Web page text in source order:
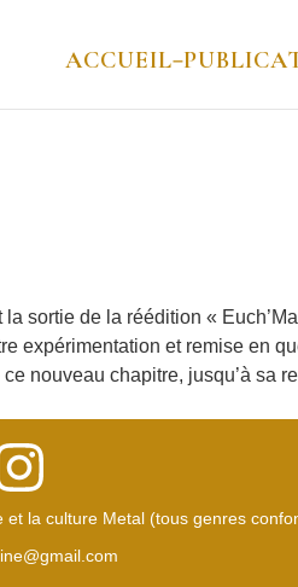
ACCUEIL–
sortie de la réédition «
expérimentation et remise en
nouveau chapitre, jusqu’à sa
la culture Metal (tous genres